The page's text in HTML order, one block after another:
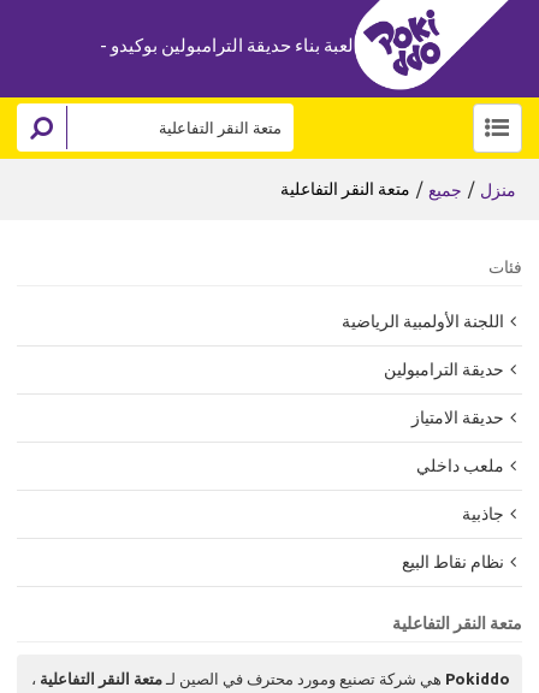
لعبة بناء حديقة الترامبولين بوكيدو -
منزل / جميع / متعة النقر التفاعلية
فئات
اللجنة الأولمبية الرياضية
حديقة الترامبولين
حديقة الامتياز
ملعب داخلي
جاذبية
نظام نقاط البيع
متعة النقر التفاعلية
Pokiddo هي شركة تصنيع ومورد محترف في الصين لـمتعة النقر التفاعلية ،